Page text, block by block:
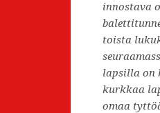
innostava
toista
lapsilla on
kurkkaa
omaa